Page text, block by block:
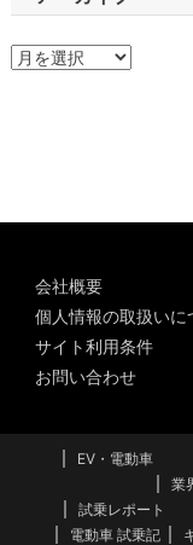
ア
会社概要
個人情報の取扱いに
サイト利用条件
お問い合わせ
EV・電動車
業
試乗レポート
電動車 試乗記